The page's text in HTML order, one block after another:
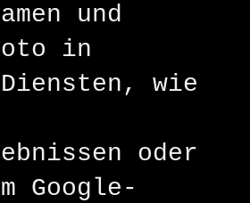
und
in
Diensten, wie
oder
Google-